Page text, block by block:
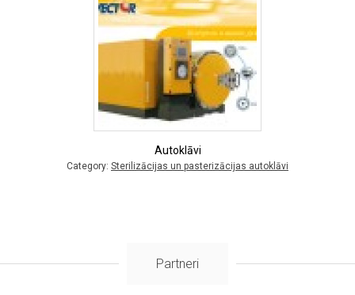
Autoklāvi
Category: Sterilizācijas un pasterizācijas autoklāvi
Partneri